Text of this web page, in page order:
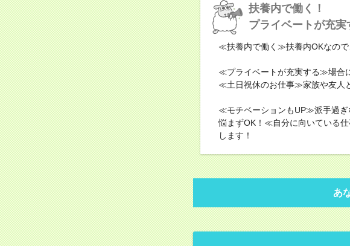
扶養内で働く！
プライベートが充実
≪扶養内で働く≫扶養内OKなので
≪プライベートが充実する≫場合
≪土日祝休のお仕事≫家族や友人
≪モチベーションもUP≫派手過ぎ
悩まずOK！≪自分に向いている
します！
あ